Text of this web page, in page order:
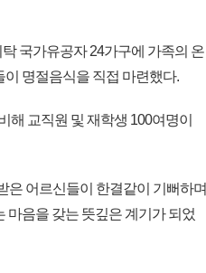
국가유공자 24가구에 가족의 온
명절음식을 직접 마련했다.
해 교직원 및 재학생 100여명이
은 어르신들이 한결같이 기뻐하며
마음을 갖는 뜻깊은 계기가 되었